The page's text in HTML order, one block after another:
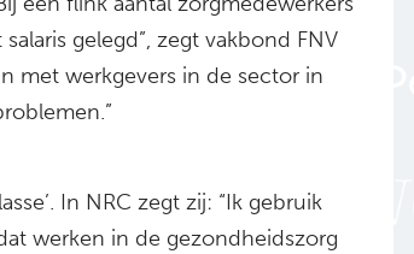
gelegd”, zegt vakbond FNV
met werkgevers in de sector in
In NRC zegt zij: “Ik gebruik
werken in de gezondheidszorg